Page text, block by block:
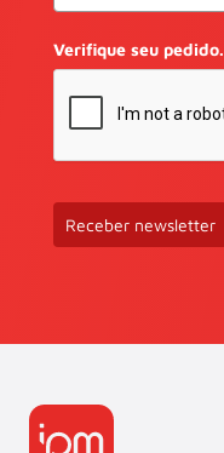
Verifique seu pedido.
Receber newsletter